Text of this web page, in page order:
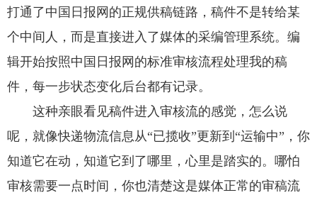
打通了中国日报网的正规供稿链路，稿件不是转给某
个中间人，而是直接进入了媒体的采编管理系统。编
辑开始按照中国日报网的标准审核流程处理我的稿
件，每一步状态变化后台都有记录。
这种亲眼看见稿件进入审核流的感觉，怎么说
呢，就像快递物流信息从“已揽收”更新到“运输中”，你
知道它在动，知道它到了哪里，心里是踏实的。哪怕
审核需要一点时间，你也清楚这是媒体正常的审稿流